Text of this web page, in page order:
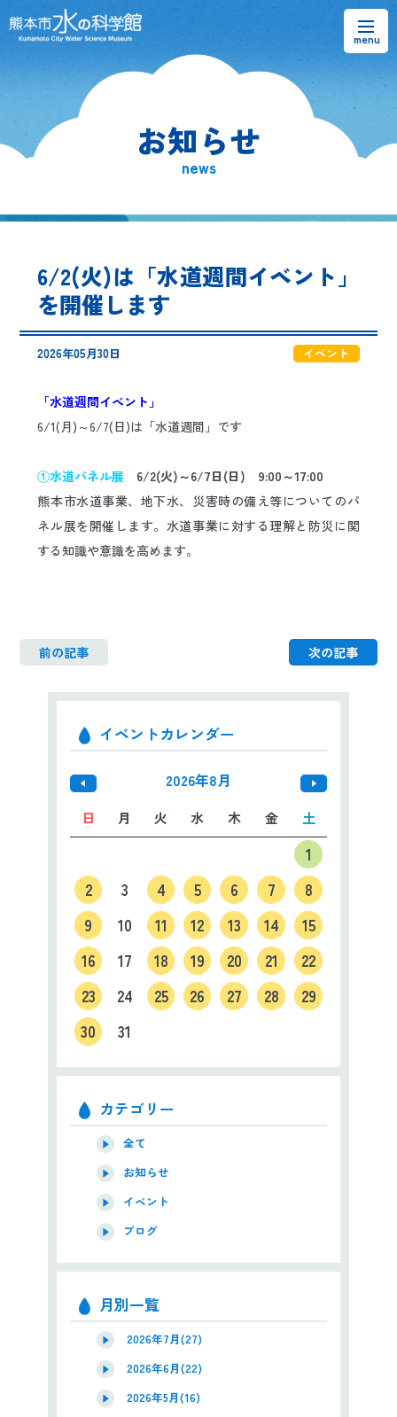
熊本市水の科学館とは
水のラーニングフィールド
お問い合わせ
日本語 ENGLISH
お知らせ
news
6/2(火)は「水道週間イベント」
を開催します
2026年05月30日 イベント
「水道週間イベント」
6/1(月)～6/7(日)は「水道週間」です
①水道パネル展 6/2(火)～6/7日(日) 9:00～17:00
熊本市水道事業、地下水、災害時の備え等についてのパ
ネル展を開催します。水道事業に対する理解と防災に関
する知識や意識を高めます。
前の記事 次の記事
イベントカレンダー
2026年8月
日 月 火 水 木 金 土
1
2
3 4 5 6 7
8
9
10 11 12 13 14
15
16
17 18 19 20 21
22
23
24 25 26 27 28
29
30
31
カテゴリー
全て
お知らせ
イベント
ブログ
月別一覧
2026年7月(27)
2026年6月(22)
2026年5月(16)